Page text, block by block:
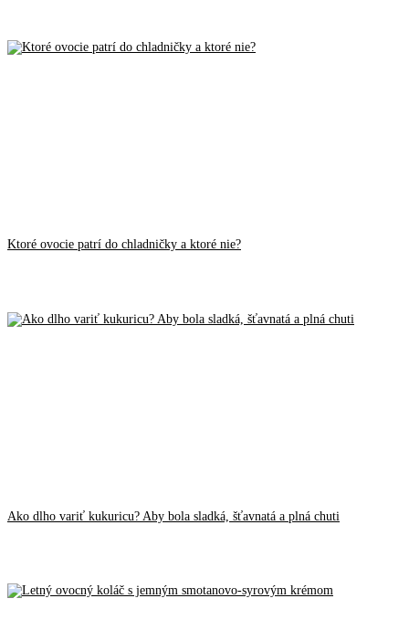
Ktoré ovocie patrí do chladničky a ktoré nie?
Ako dlho variť kukuricu? Aby bola sladká, šťavnatá a plná chuti